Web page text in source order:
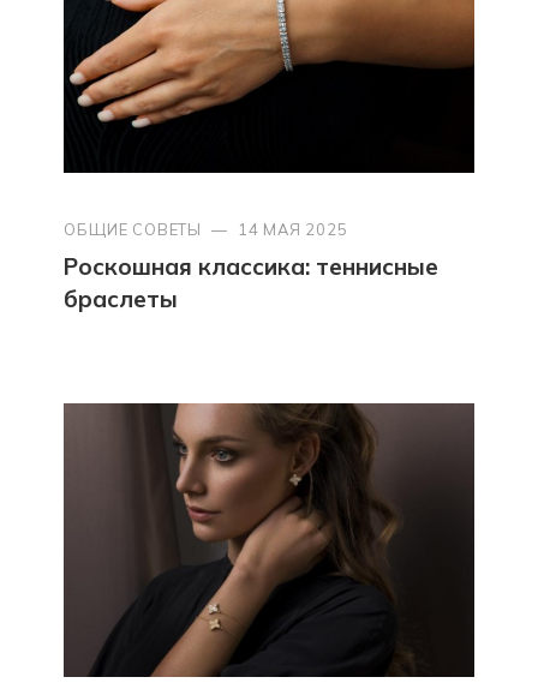
ОБЩИЕ СОВЕТЫ — 14 МАЯ 2025
Роскошная классика: теннисные
браслеты